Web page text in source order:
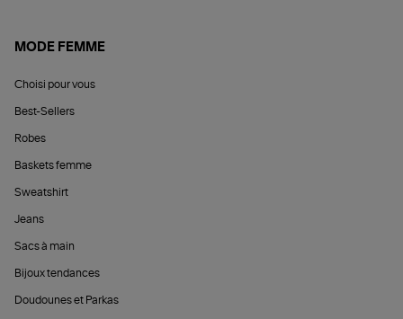
MODE FEMME
Choisi pour vous
Best-Sellers
Robes
Baskets femme
Sweatshirt
Jeans
Sacs à main
Bijoux tendances
Doudounes et Parkas